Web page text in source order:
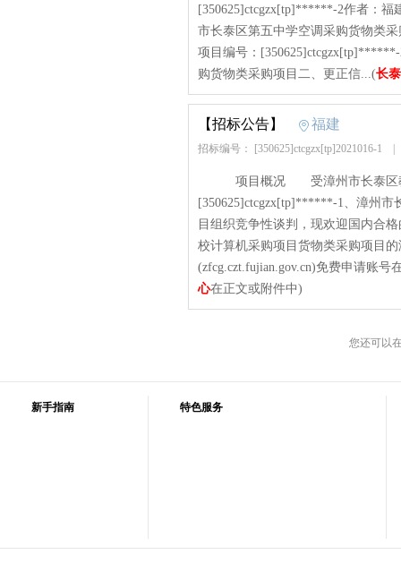
[350625]ctcgzx[tp]******-2作者：福
市长泰区第五中学空调采购货物类
项目编号：
购货物类采购项目二、更正信...(长
【招标公告】 福建
招标编号： [350625]ctcgzx[tp]2021016-1
项目概况 受漳州市长泰区教
[350625]ctcgzx[tp]******-1、漳州市
目组织竞争性谈判，现欢迎国内
校计算机采购项目货物类采购项目
(zfcg.czt.fujian.gov.cn)免费申请账
心在正文或附件中)
您还可以
新手指南 特色服务